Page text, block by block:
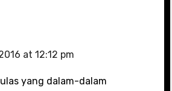
at 12:12 pm
yang dalam-dalam